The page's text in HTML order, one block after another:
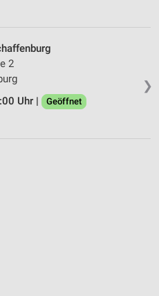
❯
2
Uhr |
Geöffnet